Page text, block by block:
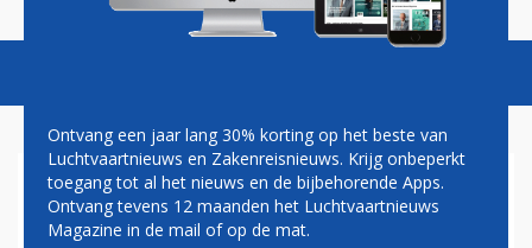
FAILLISSEMENT AIRBERLIN
Ontvang een jaar lang 30% korting op het beste van
Luchtvaartnieuws en Zakenreisnieuws. Krijg onbeperkt
toegang tot al het nieuws en de bijbehorende Apps.
Ontvang tevens 12 maanden het Luchtvaartnieuws
Magazine in de mail of op de mat.